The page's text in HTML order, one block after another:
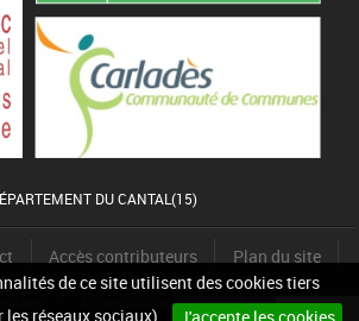
de ce site utilisent des cookies tiers
réseaux sociaux).
DU CANTAL(15)
Accès contributeurs Plan du site
Accessibilité Cookies